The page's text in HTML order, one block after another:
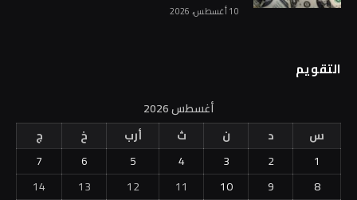
10 أغسطس، 2026
التقويم
أغسطس 2026
س
د ن ث أرب خ
ج
1
2
3
4
5
6
7
8
9
10
11
12
13
14